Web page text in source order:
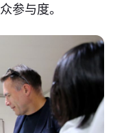
参与度。